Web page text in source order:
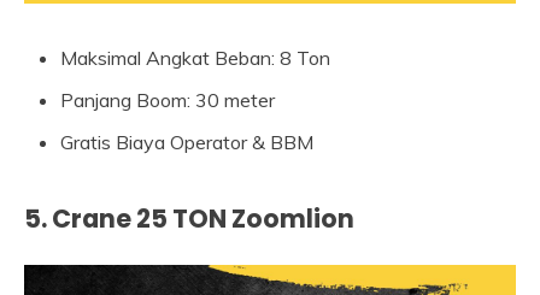
Maksimal Angkat Beban: 8 Ton
Panjang Boom: 30 meter
Gratis Biaya Operator & BBM
5. Crane 25 TON Zoomlion